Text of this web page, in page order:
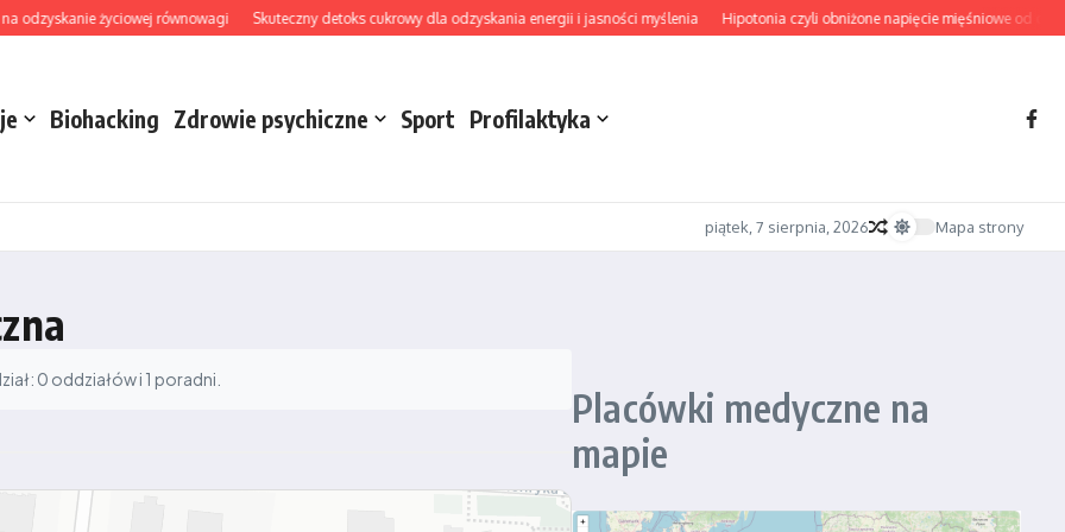
odzyskanie życiowej równowagi Skuteczny detoks cukrowy dla odzyskania energii i jasności myślenia Hipotonia czyli obniżone napięcie mięśniowe od
Biohacking Zdrowie psychiczne Sport Profilaktyka
piątek, 7 sierpnia, 2026 Mapa strony
0 oddziałów i 1 poradni.
Placówki medyczne na
mapie